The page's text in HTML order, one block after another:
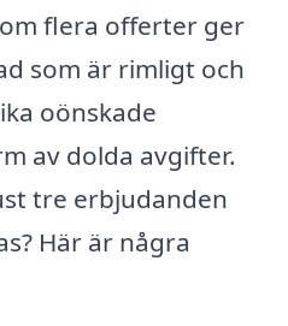
flera offerter ger
som är rimligt och
oönskade
av dolda avgifter.
tre erbjudanden
Här är några